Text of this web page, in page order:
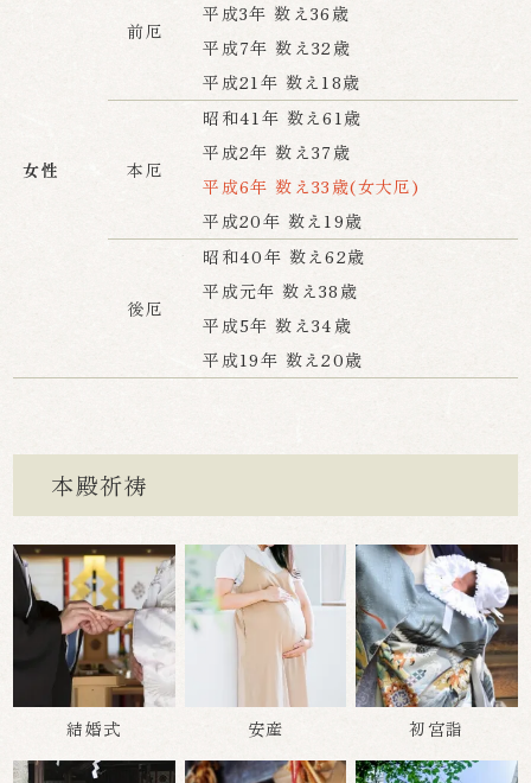
女性
前厄
平成3年 数え36歳
平成7年 数え32歳
平成21年 数え18歳
本厄
昭和41年 数え61歳
平成2年 数え37歳
平成6年 数え33歳(女大厄)
平成20年 数え19歳
後厄
昭和40年 数え62歳
平成元年 数え38歳
平成5年 数え34歳
平成19年 数え20歳
本殿祈祷
結婚式 安産 初宮詣